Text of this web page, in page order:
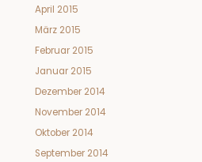
April 2015
März 2015
Februar 2015
Januar 2015
Dezember 2014
November 2014
Oktober 2014
September 2014